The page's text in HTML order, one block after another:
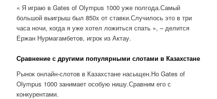
« Я играю в Gates of Olympus 1000 уже полгода.Самый
большой выигрыш был 850x от ставки.Случилось это в три
часа ночи, когда я уже хотел ложиться спать », – делится
Ержан Нурмагамбетов, игрок из Актау.
Сравнение с другими популярными слотами в Казахстане
Рынок онлайн-слотов в Казахстане насыщен.Но Gates of
Olympus 1000 занимает особую нишу.Сравним его с
конкурентами.